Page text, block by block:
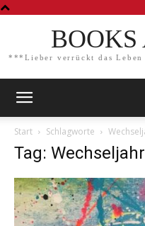
BOOKS
***Lieber verrückt das
Start Schlagworte
Tag: